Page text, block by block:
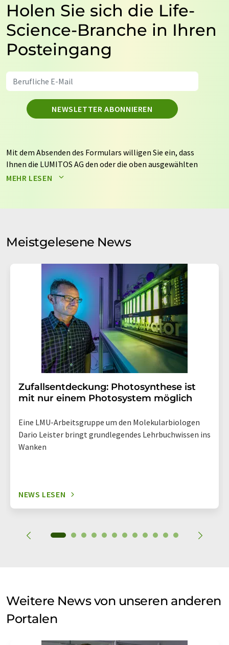
Holen Sie sich die Life-
Science-Branche in Ihren
Posteingang
NEWSLETTER ABONNIEREN
Mit dem Absenden des Formulars willigen Sie ein, dass
Ihnen die LUMITOS AG den oder die oben ausgewählten
Newsletter per E-Mail zusendet. Ihre Daten werden
auf Basis unsererDatenschutzerklärung. LUMITOS darf
Meinungsforschung per E-Mail kontaktieren. Ihre
Einwilligung können Sie jederzeit ohne Angabe von
Str. 2, 12489 Berlin oder per E-Mail unter
widerruf@lumitos.com mit Wirkung für die Zukunft
widerrufen. Zudem ist in jeder E-Mail ein Link zur
Abbestellung des entsprechenden Newsletters
enthalten.
MEHR LESEN
Meistgelesene News
Zufallsentdeckung: Photosynthese ist
mit nur einem Photosystem möglich
Eine LMU-Arbeitsgruppe um den Molekularbiologen
Dario Leister bringt grundlegendes Lehrbuchwissen ins
Wanken
NEWS LESEN
Weitere News von unseren anderen
Portalen